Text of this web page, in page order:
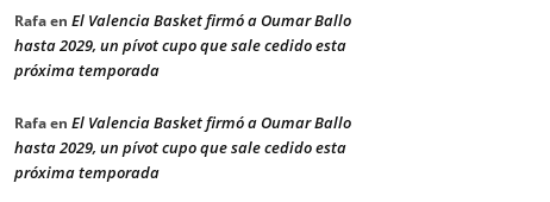
Rafaen El Valencia Basket firmó a Oumar Ballo
hasta 2029, un pívot cupo que sale cedido esta
próxima temporada
Rafaen El Valencia Basket firmó a Oumar Ballo
hasta 2029, un pívot cupo que sale cedido esta
próxima temporada